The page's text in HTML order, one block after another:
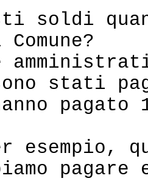
soldi
stati
pagato
esempio,